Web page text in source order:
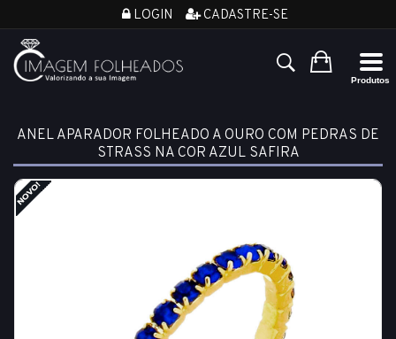
LOGIN CADASTRE-SE
ANEL APARADOR FOLHEADO A OURO COM PEDRAS DE
STRASS NA COR AZUL SAFIRA